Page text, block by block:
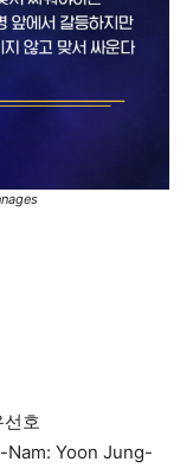
호
Yoon Jung-